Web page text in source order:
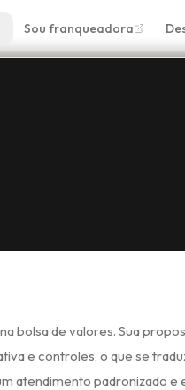
Sou franqueadora
bolsa de valores. Sua
e controles, o que se
atendimento padronizado e